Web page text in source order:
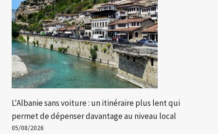
L'Albanie sans voiture : un itinéraire plus lent qui
permet de dépenser davantage au niveau local
05/08/2026